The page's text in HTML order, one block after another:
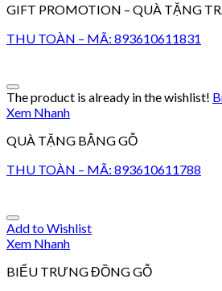
GIFT PROMOTION – QUÀ TẶNG
THU TOÀN – MÃ: 893610611831
The product is already in the wishlist!
Xem Nhanh
QUÀ TẶNG BẰNG GỖ
THU TOÀN – MÃ: 893610611788
Add to Wishlist
Xem Nhanh
BIỂU TRƯNG ĐỒNG GỖ